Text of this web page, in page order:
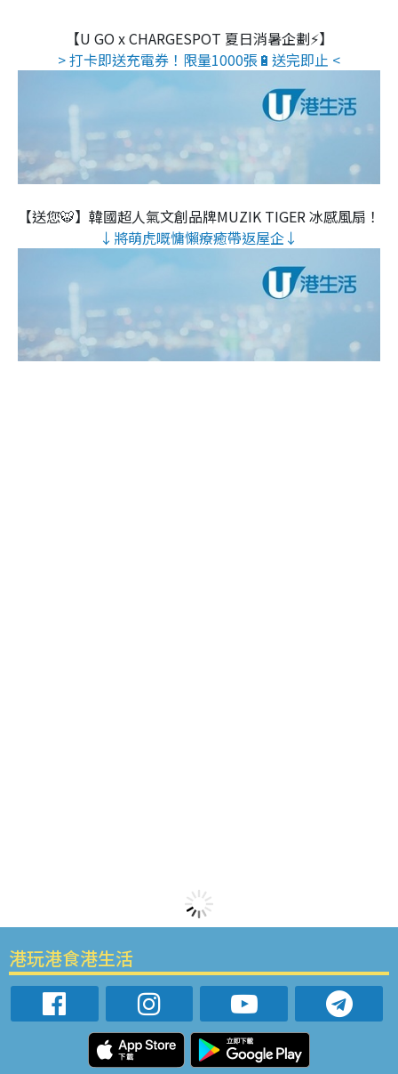
【U GO x CHARGESPOT 夏日消暑企劃⚡】
> 打卡即送充電券！限量1000張🔋送完即止 <
【送您🐯】韓國超人氣文創品牌MUZIK TIGER 冰感風扇！
↓將萌虎嘅慵懶療癒帶返屋企↓
港玩港食港生活